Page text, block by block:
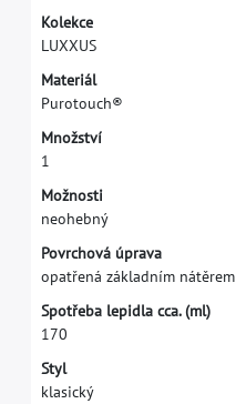
Kolekce
LUXXUS
Materiál
Purotouch®
Množství
1
Možnosti
neohebný
Povrchová úprava
opatřená základním nátěrem
Spotřeba lepidla cca. (ml)
170
Styl
klasický